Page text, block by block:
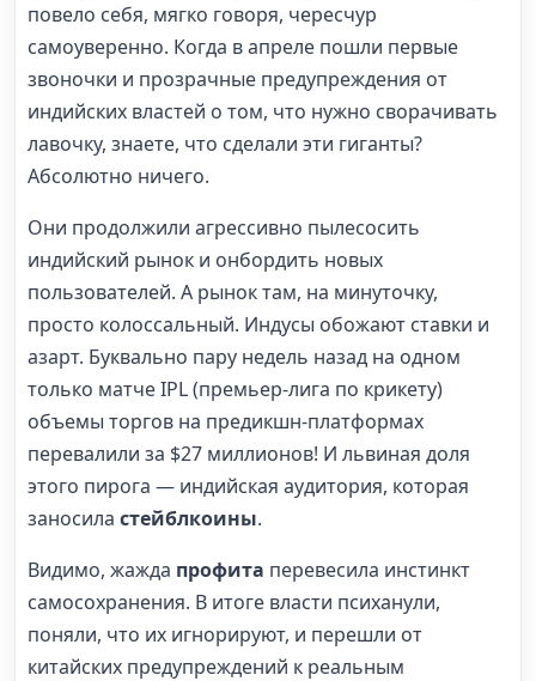
повело себя, мягко говоря, чересчур
самоуверенно. Когда в апреле пошли первые
звоночки и прозрачные предупреждения от
индийских властей о том, что нужно сворачивать
лавочку, знаете, что сделали эти гиганты?
Абсолютно ничего.
Они продолжили агрессивно пылесосить
индийский рынок и онбордить новых
пользователей. А рынок там, на минуточку,
просто колоссальный. Индусы обожают ставки и
азарт. Буквально пару недель назад на одном
только матче IPL (премьер-лига по крикету)
объемы торгов на предикшн-платформах
перевалили за $27 миллионов! И львиная доля
этого пирога — индийская аудитория, которая
заносила стейблкоины.
Видимо, жажда профита перевесила инстинкт
самосохранения. В итоге власти психанули,
поняли, что их игнорируют, и перешли от
китайских предупреждений к реальным